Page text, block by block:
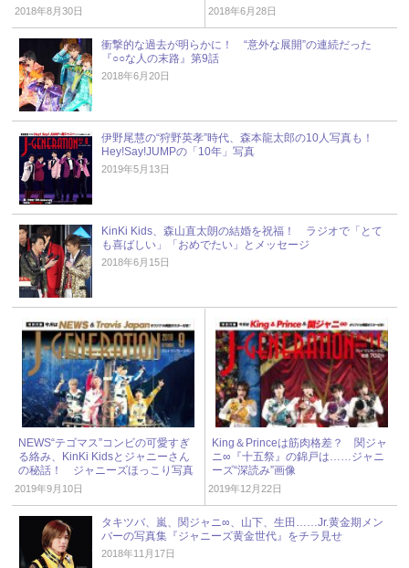
2018年8月30日 2018年6月28日
衝撃的な過去が明らかに！ “意外な展開”の連続だった
『○○な人の末路』第9話
2018年6月20日
伊野尾慧の“狩野英孝”時代、森本龍太郎の10人写真も！
Hey!Say!JUMPの「10年」写真
2019年5月13日
KinKi Kids、森山直太朗の結婚を祝福！ ラジオで「とて
も喜ばしい」「おめでたい」とメッセージ
2018年6月15日
NEWS“テゴマス”コンビの可愛すぎ
る絡み、KinKi Kidsとジャニーさん
の秘話！ ジャニーズほっこり写真
2019年9月10日
King＆Princeは筋肉格差？ 関ジャ
ニ∞『十五祭』の錦戸は……ジャニ
ーズ“深読み”画像
2019年12月22日
タキツバ、嵐、関ジャニ∞、山下、生田……Jr.黄金期メン
バーの写真集『ジャニーズ黄金世代』をチラ見せ
2018年11月17日